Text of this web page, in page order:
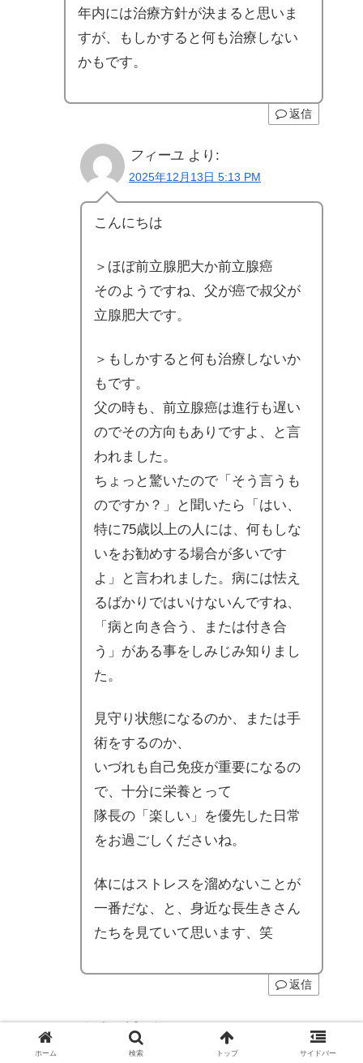
年内には治療方針が決まると思いま
すが、もしかすると何も治療しない
かもです。
返信
フィーユ より:
2025年12月13日 5:13 PM
こんにちは
＞ほぼ前立腺肥大か前立腺癌
そのようですね、父が癌で叔父が
立腺肥大です。
＞もしかすると何も治療しないか
もです。
父の時も、前立腺癌は進行も遅い
のでその方向もありですよ、と言
われました。
ちょっと驚いたので「そう言うも
のですか？」と聞いたら「はい、
特に75歳以上の人には、何もしな
いをお勧めする場合が多いです
よ」と言われました。病には怯え
るばかりではいけないんですね、
「病と向き合う、または付き合
う」がある事をしみじみ知りまし
た。
見守り状態になるのか、または手
術をするのか、
いづれも自己免疫が重要になるの
で、十分に栄養とって
隊長の「楽しい」を優先した日常
をお過ごしくださいね。
体にはストレスを溜めないことが
一番だな、と、身近な長生きさん
たちを見ていて思います、笑
返信
コメントをどうぞ
メールアドレスが公開されることはありませ
ホーム 検索 トップ サイドバー